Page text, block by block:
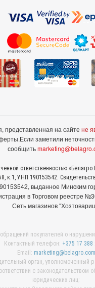
представленная на сайте не
Если заметили
сообщить
ответственностью «Белагро
к.1, УНП 190153542.
выданное Минcким
в Торговом реестре
Сеть магазинов
покупателей о
Контактный телефон: +375 17 388
Email: marketing@belagro.com
орган, уполномоченный
с законодательством
юридических лиц: